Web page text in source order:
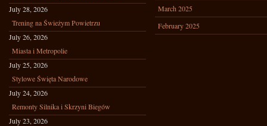
July 28, 2026
Trening na Świeżym Powietrzu
July 26, 2026
Miasta i Metropolie
July 25, 2026
Stylowe Święta Narodowe
July 24, 2026
Remonty Silnika i Skrzyni Biegów
July 23, 2026
March 2025
February 2025